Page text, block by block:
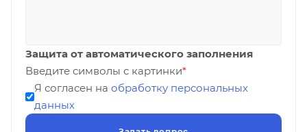
Защита от автоматического заполнения
Введите символы с картинки*
Я согласен на обработку персональных
данных